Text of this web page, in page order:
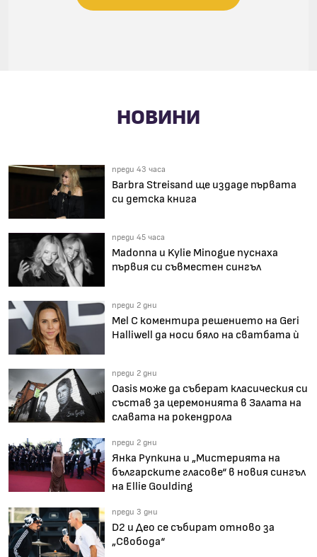
НОВИНИ
преди 43 часа
Barbra Streisand ще издаде първата
си детска книга
преди 45 часа
Madonna и Kylie Minogue пуснаха
първия си съвместен сингъл
преди 2 дни
Mel C коментира решението на Geri
Halliwell да носи бяло на сватбата ѝ
преди 2 дни
Oasis може да съберат класическия си
състав за церемонията в Залата на
славата на рокендрола
преди 2 дни
Янка Рупкина и „Мистерията на
българските гласове“ в новия сингъл
на Ellie Goulding
преди 3 дни
D2 и Део се събират отново за
„Свобода“